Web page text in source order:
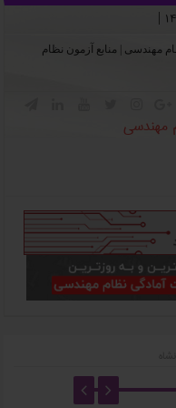
|
مهندسی | منابع آزمون نظام
مهندسی